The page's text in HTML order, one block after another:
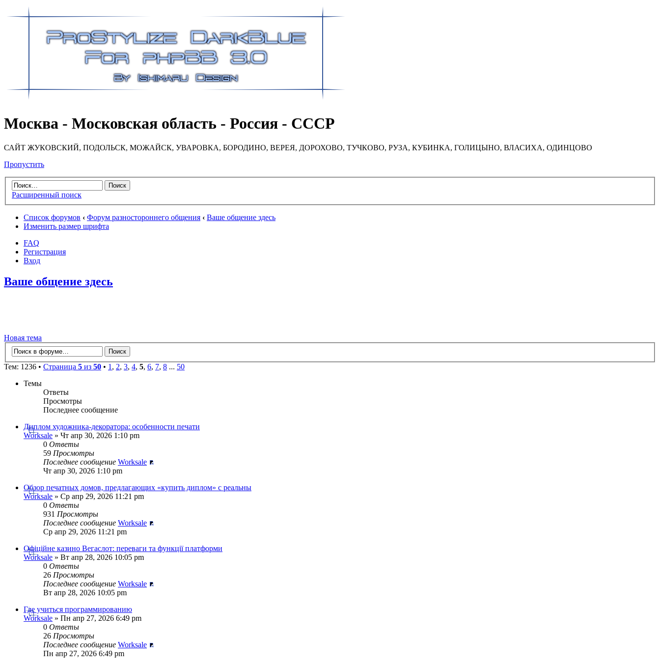
Москва - Московская область - Россия - СССР
САЙТ ЖУКОВСКИЙ, ПОДОЛЬСК, МОЖАЙСК, УВАРОВКА, БОРОДИНО, ВЕРЕЯ, ДОРОХОВО, ТУЧКОВО, РУЗА, КУБИНКА, ГОЛИЦЫНО, ВЛАСИХА, ОДИНЦОВО
Пропустить
Расширенный поиск
Список форумов ‹ Форум разностороннего общения ‹ Ваше общение здесь
Изменить размер шрифта
FAQ
Регистрация
Вход
Ваше общение здесь
Новая тема
Тем: 1236 • Страница 5 из 50 • 1 , 2, 3, 4, 5, 6, 7, 8 ... 50
Темы
Ответы
Просмотры
Последнее сообщение
Диплом художника-декоратора: особенности печати
Worksale » Чт апр 30, 2026 1:10 pm
0 Ответы
59 Просмотры
Последнее сообщение Worksale
Чт апр 30, 2026 1:10 pm
Обзор печатных домов, предлагающих «купить диплом» с реальны
Worksale » Ср апр 29, 2026 11:21 pm
0 Ответы
931 Просмотры
Последнее сообщение Worksale
Ср апр 29, 2026 11:21 pm
Офіційне казино Вегаслот: переваги та функції платформи
Worksale » Вт апр 28, 2026 10:05 pm
0 Ответы
26 Просмотры
Последнее сообщение Worksale
Вт апр 28, 2026 10:05 pm
Где учиться программированию
Worksale » Пн апр 27, 2026 6:49 pm
0 Ответы
26 Просмотры
Последнее сообщение Worksale
Пн апр 27, 2026 6:49 pm